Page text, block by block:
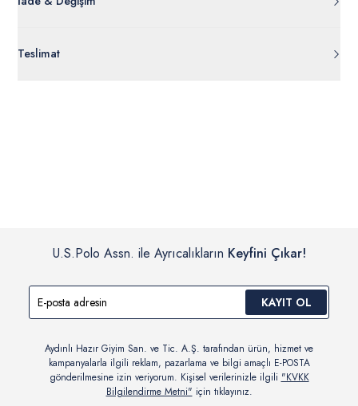
açılmamış ürünlerde
Teslimat
U.S.Polo Assn. ile Ayrıcalıkların Keyfini Çıkar!
KAYIT OL
Aydınlı Hazır Giyim San. ve Tic. A.Ş. tarafından ürün, hizmet ve
kampanyalarla ilgili reklam, pazarlama ve bilgi amaçlı E-POSTA
gönderilmesine izin veriyorum. Kişisel verilerinizle ilgili "KVKK
Bilgilendirme Metni" için tıklayınız.